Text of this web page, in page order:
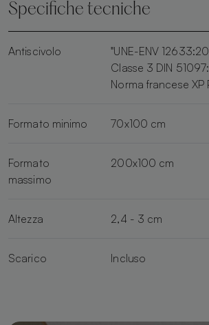
Specifiche tecniche
Antiscivolo
"UNE-ENV
Classe 3 DIN
Norma francese
Formato minimo 70x100 cm
Formato
massimo
200x100 cm
Altezza 2,4 - 3 cm
Scarico Incluso